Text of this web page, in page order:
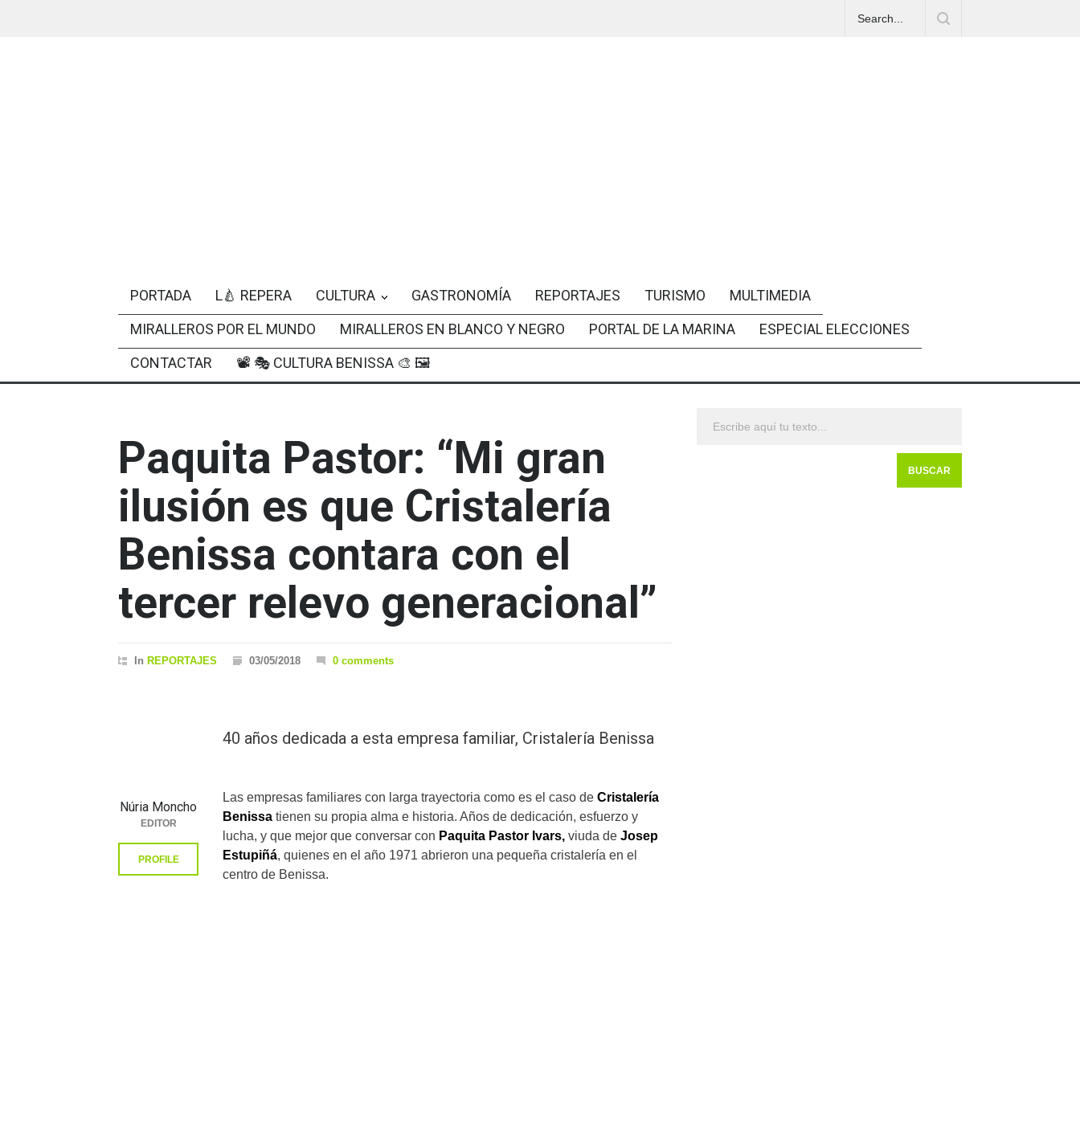
PORTADA L🍐 REPERA CULTURA GASTRONOMÍA REPORTAJES TURISMO
MULTIMEDIA
MIRALLEROS POR EL MUNDO
MIRALLEROS EN BLANCO Y NEGRO PORTAL DE LA MARINA
ESPECIAL ELECCIONES
CONTACTAR
📽 🎭 CULTURA BENISSA 🎨 🖼
Paquita Pastor: “Mi gran
ilusión es que Cristalería
Benissa contara con el
tercer relevo generacional”
In REPORTAJES 03/05/2018 0 comments
40 años dedicada a esta empresa familiar, Cristalería Benissa
Las empresas familiares con larga trayectoria como es el caso de Cristalería
Benissa tienen su propia alma e historia. Años de dedicación, esfuerzo y
lucha, y que mejor que conversar con Paquita Pastor Ivars, viuda de Josep
Estupiñá, quienes en el año 1971 abrieron una pequeña cristalería en el
centro de Benissa.
Núria Moncho
EDITOR
PROFILE